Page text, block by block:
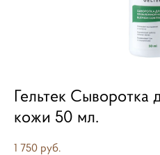
Гельтек Сыворотка
кожи 50 мл.
1 750 pуб.